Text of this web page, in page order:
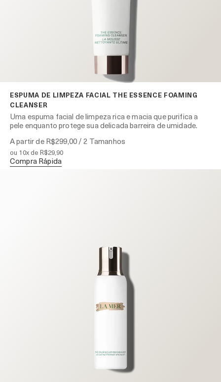
ESPUMA DE LIMPEZA FACIAL THE ESSENCE FOAMING
CLEANSER
Uma espuma facial de limpeza rica e macia que purifica a
pele enquanto protege sua delicada barreira de umidade.
A partir deR$299,00/ 2 Tamanhos
ou 10x de R$29,90
Compra Rápida